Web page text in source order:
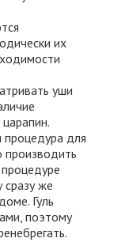
их
уши
процедура для
сразу же
Гуль
поэтому